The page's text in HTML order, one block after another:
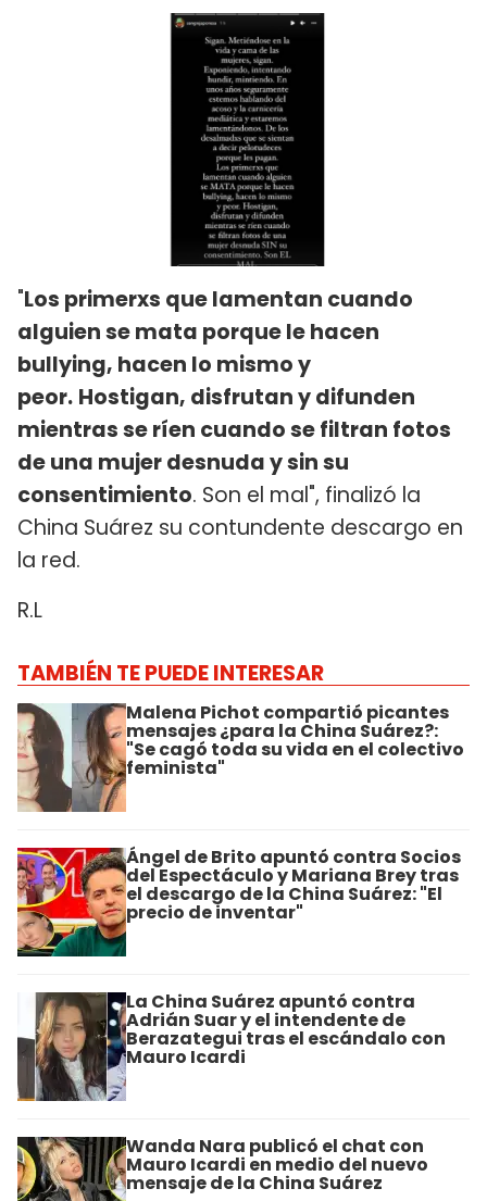
"Los primerxs que lamentan cuando
alguien se mata porque le hacen
bullying, hacen lo mismo y
peor. Hostigan, disfrutan y difunden
mientras se ríen cuando se filtran fotos
de una mujer desnuda y sin su
consentimiento. Son el mal", finalizó la
China Suárez su contundente descargo en
la red.
R.L
TAMBIÉN TE PUEDE INTERESAR
Malena Pichot compartió picantes
mensajes ¿para la China Suárez?:
"Se cagó toda su vida en el colectivo
feminista"
Ángel de Brito apuntó contra Socios
del Espectáculo y Mariana Brey tras
el descargo de la China Suárez: "El
precio de inventar"
La China Suárez apuntó contra
Adrián Suar y el intendente de
Berazategui tras el escándalo con
Mauro Icardi
Wanda Nara publicó el chat con
Mauro Icardi en medio del nuevo
mensaje de la China Suárez